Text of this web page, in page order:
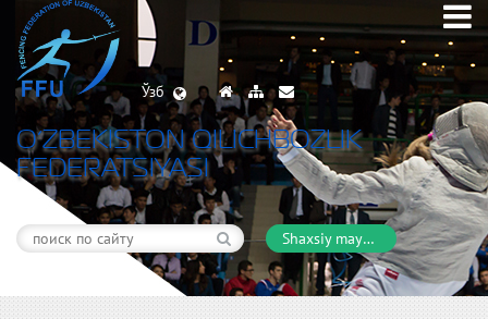
Ўзб
O’ZBEKISTON QILICHBOZLIK
FEDERATSIYASI
Shaxsiy maydon